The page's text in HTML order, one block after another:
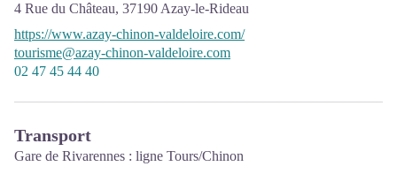
4 Rue du Château, 37190 Azay-le-Rideau
https://www.azay-chinon-valdeloire.com/
tourisme@azay-chinon-valdeloire.com
02 47 45 44 40
Transport
Gare de Rivarennes : ligne Tours/Chinon